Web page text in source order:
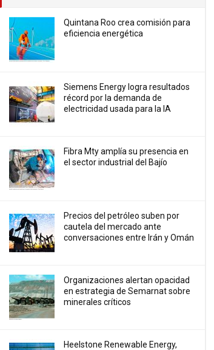
Quintana Roo crea comisión para
eficiencia energética
Siemens Energy logra resultados
récord por la demanda de
electricidad usada para la IA
Fibra Mty amplía su presencia en
el sector industrial del Bajío
Precios ⁠del petróleo suben por
cautela del mercado ante
conversaciones entre Irán y Omán
Organizaciones alertan opacidad
en estrategia de Semarnat sobre
minerales críticos
Heelstone Renewable Energy,